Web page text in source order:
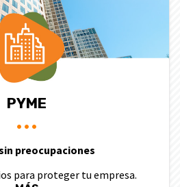
PYME
preocupaciones
para proteger tu empresa.